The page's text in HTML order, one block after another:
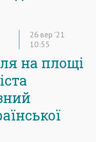
26 вер '21
10:55
на площі